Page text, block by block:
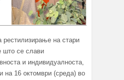
рестилизирање на стари
што се слави
и индивидуалноста,
на 16 октомври (среда) во